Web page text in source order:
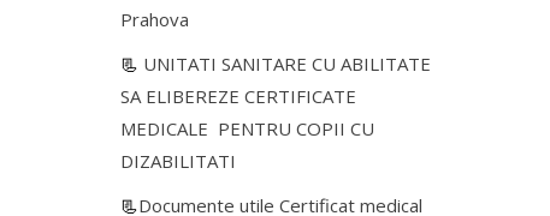
Prahova
📃 UNITATI SANITARE CU ABILITATE
SA ELIBEREZE CERTIFICATE
MEDICALE PENTRU COPII CU
DIZABILITATI
📃Documente utile Certificat medical